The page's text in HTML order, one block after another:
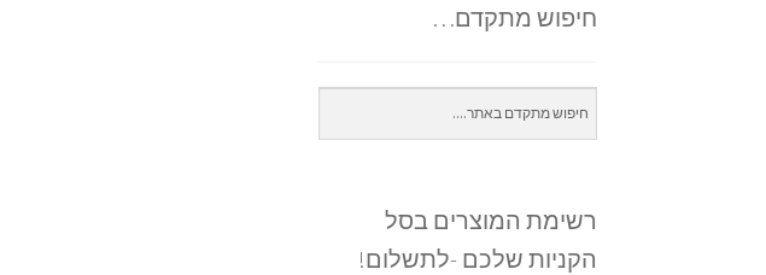
חיפוש מתקדם…
רשימת המוצרים בסל
הקניות שלכם -לתשלום!